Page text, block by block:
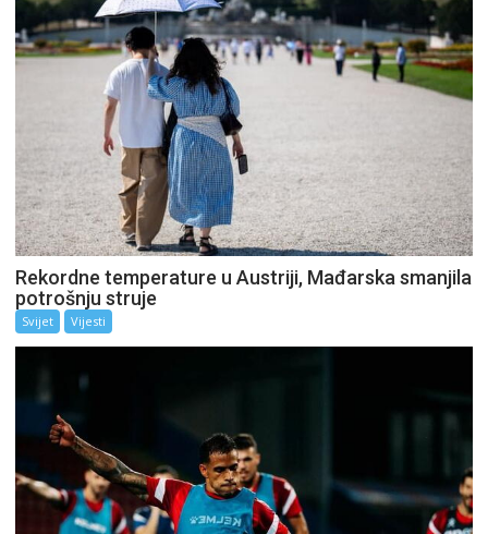
Rekordne temperature u Austriji, Mađarska smanjila
potrošnju struje
Svijet Vijesti